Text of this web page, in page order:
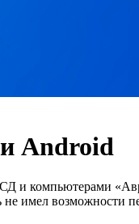
Android
и компьютерами
не имел возможности